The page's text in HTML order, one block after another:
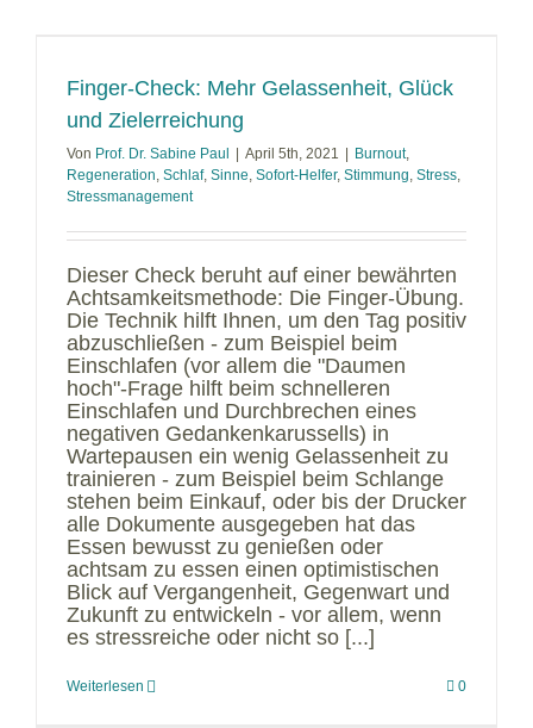
Finger-Check: Mehr Gelassenheit, Glück
und Zielerreichung
Von Prof. Dr. Sabine Paul April 5th, 2021 Burnout,
Regeneration, Schlaf, Sinne, Sofort-Helfer, Stimmung, Stress,
Stressmanagement
Dieser Check beruht auf einer bewährten
Achtsamkeitsmethode: Die Finger-Übung.
Die Technik hilft Ihnen, um den Tag positiv
abzuschließen - zum Beispiel beim
Einschlafen (vor allem die "Daumen
hoch"-Frage hilft beim schnelleren
Einschlafen und Durchbrechen eines
negativen Gedankenkarussells) in
Wartepausen ein wenig Gelassenheit zu
trainieren - zum Beispiel beim Schlange
stehen beim Einkauf, oder bis der Drucker
alle Dokumente ausgegeben hat das
Essen bewusst zu genießen oder
achtsam zu essen einen optimistischen
Blick auf Vergangenheit, Gegenwart und
Zukunft zu entwickeln - vor allem, wenn
es stressreiche oder nicht so [...]
Weiterlesen 0